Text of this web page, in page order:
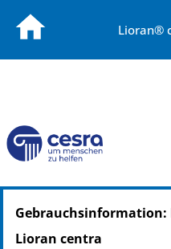
Lioran®
PZN: 13889966
PPN: 111388996635
PZN: 13889972
Lioran centra